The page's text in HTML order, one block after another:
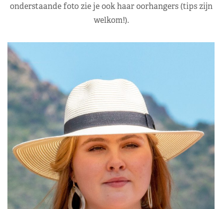
onderstaande foto zie je ook haar oorhangers (tips zijn
welkom!).